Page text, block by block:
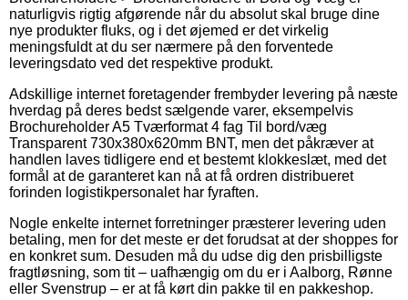
naturligvis rigtig afgørende når du absolut skal bruge dine
nye produkter fluks, og i det øjemed er det virkelig
meningsfuldt at du ser nærmere på den forventede
leveringsdato ved det respektive produkt.
Adskillige internet foretagender frembyder levering på næste
hverdag på deres bedst sælgende varer, eksempelvis
Brochureholder A5 Tværformat 4 fag Til bord/væg
Transparent 730x380x620mm BNT, men det påkræver at
handlen laves tidligere end et bestemt klokkeslæt, med det
formål at de garanteret kan nå at få ordren distribueret
forinden logistikpersonalet har fyraften.
Nogle enkelte internet forretninger præsterer levering uden
betaling, men for det meste er det forudsat at der shoppes for
en konkret sum. Desuden må du udse dig den prisbilligste
fragtløsning, som tit – uafhængig om du er i Aalborg, Rønne
eller Svenstrup – er at få kørt din pakke til en pakkeshop.